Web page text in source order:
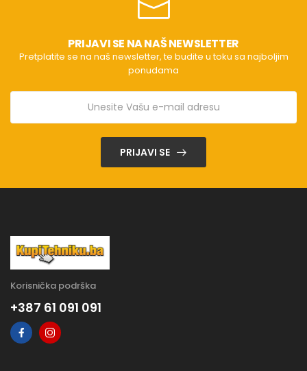
PRIJAVI SE NA NAŠ NEWSLETTER
Pretplatite se na naš newsletter, te budite u toku sa najboljim
ponudama
PRIJAVI SE
Korisnička podrška
+387 61 091 091